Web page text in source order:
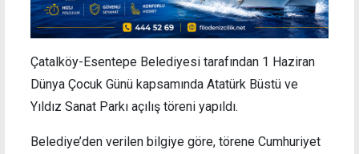
Çatalköy-Esentepe Belediyesi tarafından 1 Haziran
Dünya Çocuk Günü kapsamında Atatürk Büstü ve
Yıldız Sanat Parkı açılış töreni yapıldı.
Belediye’den verilen bilgiye göre, törene Cumhuriyet